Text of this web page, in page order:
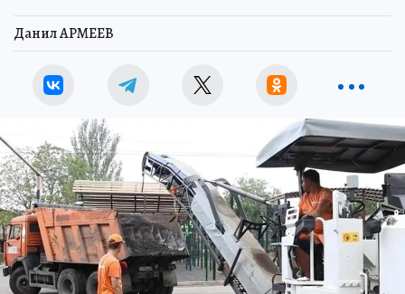
Данил АРМЕЕВ